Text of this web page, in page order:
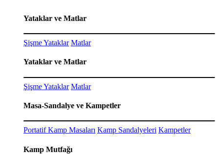
Yataklar ve Matlar
Şişme Yataklar Matlar
Yataklar ve Matlar
Şişme Yataklar Matlar
Masa-Sandalye ve Kampetler
Portatif Kamp Masaları Kamp Sandalyeleri Kampetler
Kamp Mutfağı